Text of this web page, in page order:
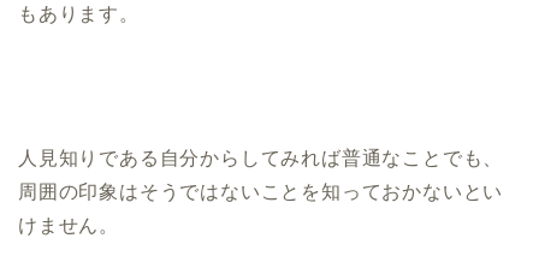
もあります。
人見知りである自分からしてみれば普通なことでも、
周囲の印象はそうではないことを知っておかないとい
けません。